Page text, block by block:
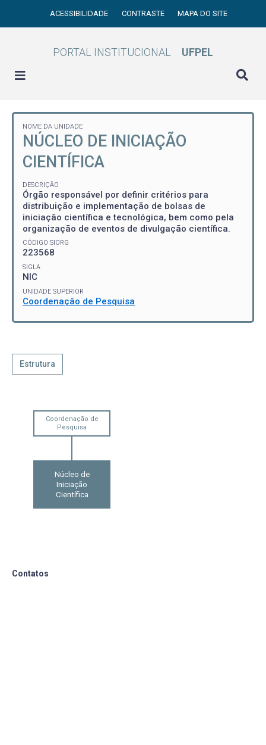
ACESSIBILIDADE CONTRASTE MAPA DO SITE
PORTAL INSTITUCIONAL UFPEL
NOME DA UNIDADE
NÚCLEO DE INICIAÇÃO
CIENTÍFICA
DESCRIÇÃO
Órgão responsável por definir critérios para
distribuição e implementação de bolsas de
iniciação científica e tecnológica, bem como pela
organização de eventos de divulgação científica.
CÓDIGO SIORG
223568
SIGLA
NIC
UNIDADE SUPERIOR
Coordenação de Pesquisa
Estrutura
Coordenação de
Pesquisa
Núcleo de
Iniciação
Científica
Contatos